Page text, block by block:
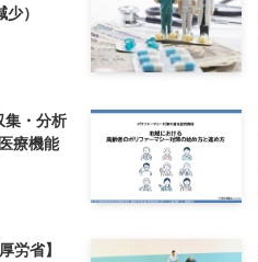
少）
集・分析
療機能
労省】